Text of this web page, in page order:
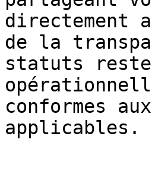
directement
de la
statuts
conformes
applicables.